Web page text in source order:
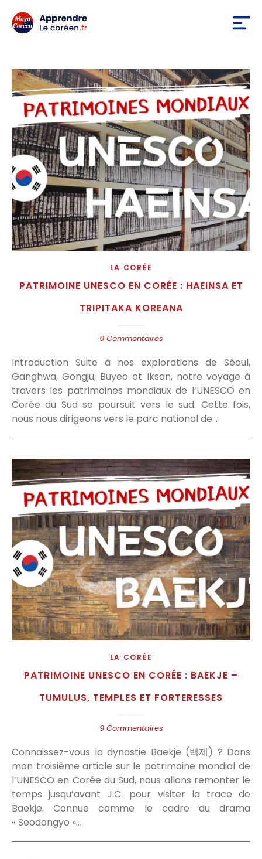
LA CORÉE
PATRIMOINE UNESCO EN CORÉE : HAEINSA ET
TRIPITAKA KOREANA
9 Commentaires
Introduction Suite à nos explorations de Séoul,
Ganghwa, Gongju, Buyeo et Iksan, notre voyage à
travers les patrimoines mondiaux de l’UNESCO en
Corée du Sud se poursuit vers le sud. Cette fois,
nous nous dirigeons vers le parc national de…
LA CORÉE
PATRIMOINE UNESCO EN CORÉE : BAEKJE –
TUMULUS, TEMPLES ET FORTERESSES
9 Commentaires
Connaissez-vous la dynastie Baekje (백제) ? Dans
mon troisième article sur le patrimoine mondial de
l’UNESCO en Corée du Sud, nous allons remonter le
temps jusqu’avant J.C. pour visiter la trace de
Baekje. Connue comme le cadre du drama
« Seodongyo »…